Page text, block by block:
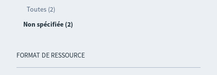
Toutes (2)
Non spécifiée (2)
FORMAT DE RESSOURCE